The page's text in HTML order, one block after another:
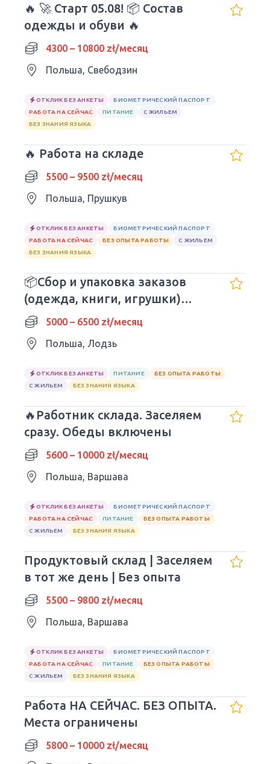
🔥 🚀 Старт 05.08! 📦 Состав
одежды и обуви 🔥
4300 – 10800 zł/месяц
Польша, Свебодзин
ОТКЛИК БЕЗ АНКЕТЫ
БИОМЕТРИЧЕСКИЙ ПАСПОРТ
РАБОТА НА СЕЙЧАС
ПИТАНИЕ
С ЖИЛЬЕМ
БЕЗ ЗНАНИЯ ЯЗЫКА
🔥 Работа на складе
5500 – 9500 zł/месяц
Польша, Прушкув
ОТКЛИК БЕЗ АНКЕТЫ
БИОМЕТРИЧЕСКИЙ ПАСПОРТ
РАБОТА НА СЕЙЧАС
БЕЗ ОПЫТА РАБОТЫ
С ЖИЛЬЕМ
БЕЗ ЗНАНИЯ ЯЗЫКА
📦Сбор и упаковка заказов
(одежда, книги, игрушки)
Дневные изменения
5000 – 6500 zł/месяц
Польша, Лодзь
ОТКЛИК БЕЗ АНКЕТЫ ПИТАНИЕ
БЕЗ ОПЫТА РАБОТЫ
С ЖИЛЬЕМ
БЕЗ ЗНАНИЯ ЯЗЫКА
🔥Работник склада. Заселяем
сразу. Обеды включены
5600 – 10000 zł/месяц
Польша, Варшава
ОТКЛИК БЕЗ АНКЕТЫ
БИОМЕТРИЧЕСКИЙ ПАСПОРТ
РАБОТА НА СЕЙЧАС
ПИТАНИЕ
БЕЗ ОПЫТА РАБОТЫ
С ЖИЛЬЕМ
БЕЗ ЗНАНИЯ ЯЗЫКА
Продуктовый склад | Заселяем
в тот же день | Без опыта
5500 – 9800 zł/месяц
Польша, Варшава
ОТКЛИК БЕЗ АНКЕТЫ
БИОМЕТРИЧЕСКИЙ ПАСПОРТ
РАБОТА НА СЕЙЧАС
ПИТАНИЕ
БЕЗ ОПЫТА РАБОТЫ
С ЖИЛЬЕМ
БЕЗ ЗНАНИЯ ЯЗЫКА
Работа НА СЕЙЧАС. БЕЗ ОПЫТА.
Места ограничены
5800 – 10000 zł/месяц